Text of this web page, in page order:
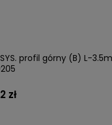
profil górny (B) L-3.5m
zł